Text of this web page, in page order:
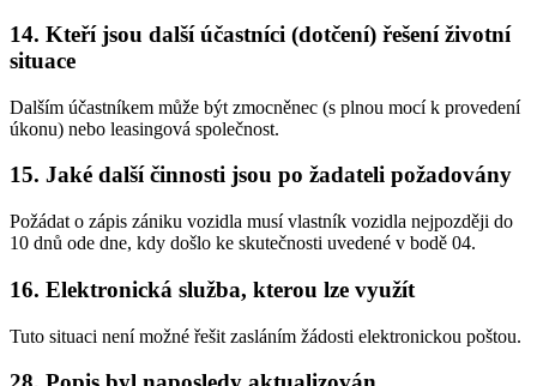
14. Kteří jsou další účastníci (dotčení) řešení životní
situace
Dalším účastníkem může být zmocněnec (s plnou mocí k provedení
úkonu) nebo leasingová společnost.
15. Jaké další činnosti jsou po žadateli požadovány
Požádat o zápis zániku vozidla musí vlastník vozidla nejpozději do
10 dnů ode dne, kdy došlo ke skutečnosti uvedené v bodě 04.
16. Elektronická služba, kterou lze využít
Tuto situaci není možné řešit zasláním žádosti elektronickou poštou.